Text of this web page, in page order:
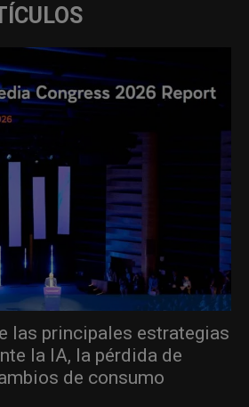
las principales estrategias
la IA, la pérdida de
de consumo